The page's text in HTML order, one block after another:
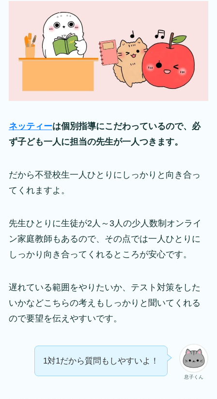
ネッティーは個別指導にこだわっているので、必
ず子ども一人に担当の先生が一人つきます。
だから不登校生一人ひとりにしっかりと向き合っ
てくれますよ。
先生ひとりに生徒が2人～3人の少人数制オンライ
ン家庭教師もあるので、その点では一人ひとりに
しっかり向き合ってくれるところが安心です。
遅れている範囲をやりたいか、テスト対策をした
いかなどこちらの考えもしっかりと聞いてくれる
ので要望を伝えやすいです。
息子くん
1対1だから質問もしやすいよ！